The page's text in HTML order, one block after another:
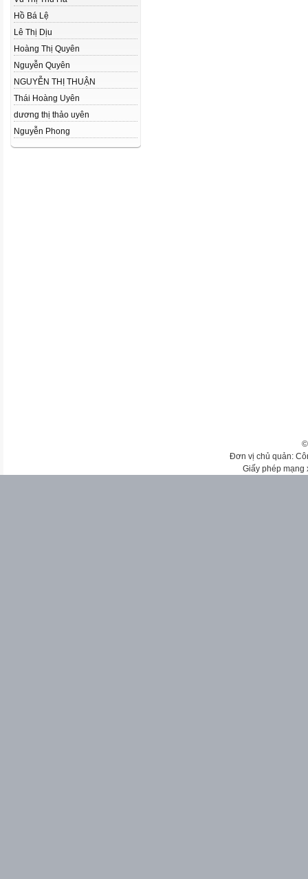
Hồ Bá Lệ
Lê Thị Dịu
Hoàng Thị Quyên
Nguyễn Quyên
NGUYỄN THỊ THUẬN
Thái Hoàng Uyên
dương thị thảo uyên
Nguyễn Phong
Đơn vị chủ quản:
Giấy phép mạng